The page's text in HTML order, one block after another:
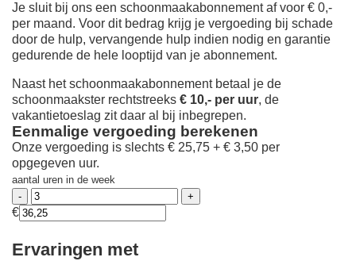
Je sluit bij ons een schoonmaakabonnement af voor € 0,-
per maand. Voor dit bedrag krijg je vergoeding bij schade
door de hulp, vervangende hulp indien nodig en garantie
gedurende de hele looptijd van je abonnement.
Naast het schoonmaakabonnement betaal je de
schoonmaakster rechtstreeks € 10,- per uur, de
vakantietoeslag zit daar al bij inbegrepen.
Eenmalige vergoeding berekenen
Onze vergoeding is slechts € 25,75 + € 3,50 per
opgegeven uur.
aantal uren in de week
€
Ervaringen met